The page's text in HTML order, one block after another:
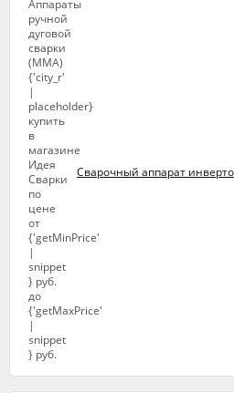
Сварочный аппарат